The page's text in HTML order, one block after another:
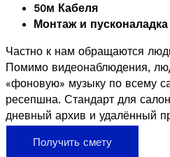
50м Кабеля
Монтаж и пусконаладка
Частно к нам обращаются
Помимо видеонаблюдения,
«фоновую» музыку по всему
ресепшна. Стандарт для
дневный архив и удалённый
Получить смету